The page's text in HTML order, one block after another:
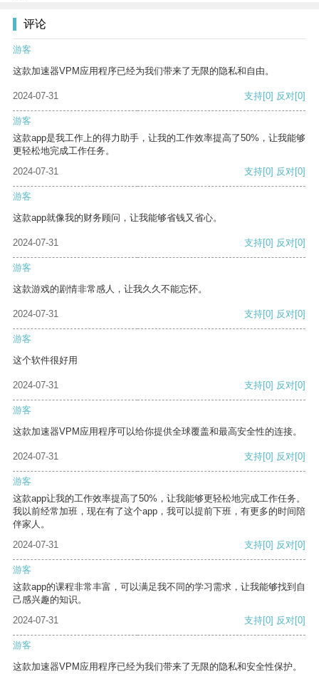
评论
游客
这款加速器VPM应用程序已经为我们带来了无限的隐私和自由。
2024-07-31 支持[0] 反对[0]
游客
这款app是我工作上的得力助手，让我的工作效率提高了50%，让我能够
更轻松地完成工作任务。
2024-07-31
支持[0] 反对[0]
游客
这款app就像我的财务顾问，让我能够省钱又省心。
2024-07-31 支持[0] 反对[0]
游客
这款游戏的剧情非常感人，让我久久不能忘怀。
2024-07-31 支持[0] 反对[0]
游客
这个软件很好用
2024-07-31 支持[0] 反对[0]
游客
这款加速器VPM应用程序可以给你提供全球覆盖和最高安全性的连接。
2024-07-31 支持[0] 反对[0]
游客
这款app让我的工作效率提高了50%，让我能够更轻松地完成工作任务。
我以前经常加班，现在有了这个app，我可以提前下班，有更多的时间陪
伴家人。
2024-07-31
支持[0] 反对[0]
游客
这款app的课程非常丰富，可以满足我不同的学习需求，让我能够找到自
己感兴趣的知识。
2024-07-31
支持[0] 反对[0]
游客
这款加速器VPM应用程序已经为我们带来了无限的隐私和安全性保护。